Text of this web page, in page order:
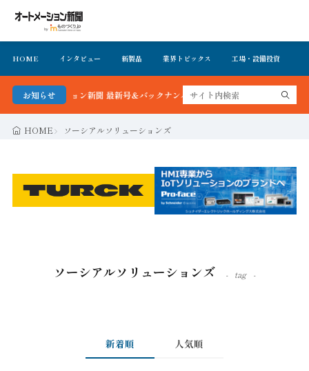
HOME インタビュー 新製品 業界トピックス 工場・設備投資
お知らせ
トメーション新聞 最新号＆バックナンバーを無料で公開中 詳細はこちら
HOME ソーシアルソリューションズ
ソーシアルソリューションズ tag
新着順 人気順